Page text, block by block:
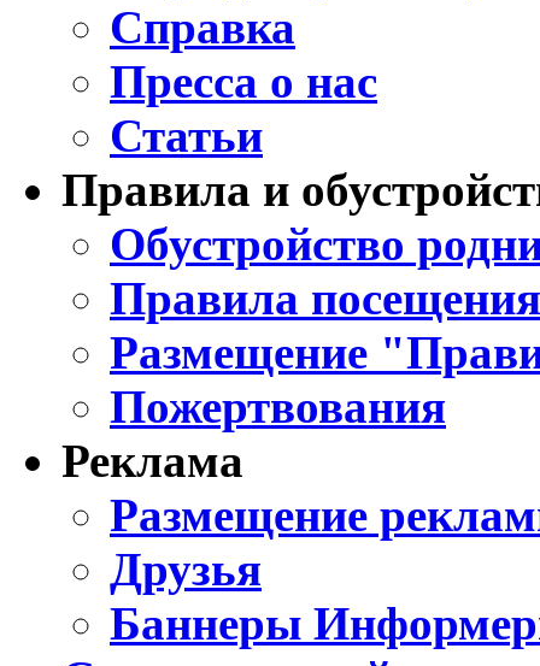
Справка
Пресса о нас
Статьи
Правила и
Обустройство
Правила
Размещение
Пожертвования
Реклама
Размещение
Друзья
Баннеры